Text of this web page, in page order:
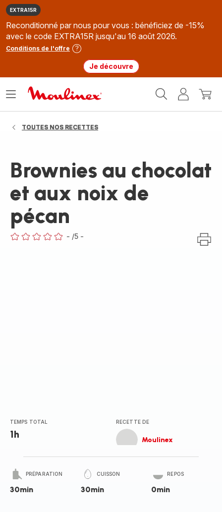
EXTRA15R
Reconditionné par nous pour vous : bénéficiez de -15%
avec le code EXTRA15R jusqu'au 16 août 2026.
Conditions de l'offre
Je découvre
MonMon
Ouvrir
TOUTES NOS RECETTES
Brownies au chocolat
et aux noix de
pécan
- /5 -
TEMPS TOTAL
1h
RECETTE DE
Moulinex
PRÉPARATION
30min
CUISSON
30min
REPOS
0min